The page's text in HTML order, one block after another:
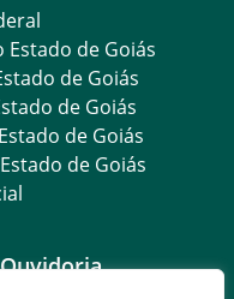
Estado de Goiás
de Goiás
de Goiás
de Goiás
de Goiás